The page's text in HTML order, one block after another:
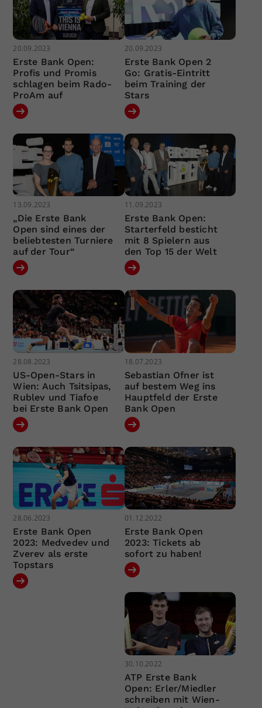
20.09.2023
Erste Bank Open:
Profis und Promis
schlagen beim Rado-
ProAm auf
20.09.2023
Erste Bank Open 2
Go: Gratis-Eintritt
beim Training der
Stars
13.09.2023
„Die Erste Bank
Open sind eines der
beliebtesten Turniere
auf der Tour“
11.09.2023
Erste Bank Open:
Starterfeld besticht
mit 8 Spielern aus
den Top 15 der Welt
28.08.2023
US-Open-Stars in
Wien: Auch Tsitsipas,
Rublev und Tiafoe
bei Erste Bank Open
18.07.2023
Sebastian Ofner ist
auf bestem Weg ins
Hauptfeld der Erste
Bank Open
28.06.2023
Erste Bank Open
2023: Medvedev und
Zverev als erste
Topstars
01.12.2022
Erste Bank Open
2023: Tickets ab
sofort zu haben!
30.10.2022
ATP Erste Bank
Open: Erler/Miedler
schreiben mit Wien-